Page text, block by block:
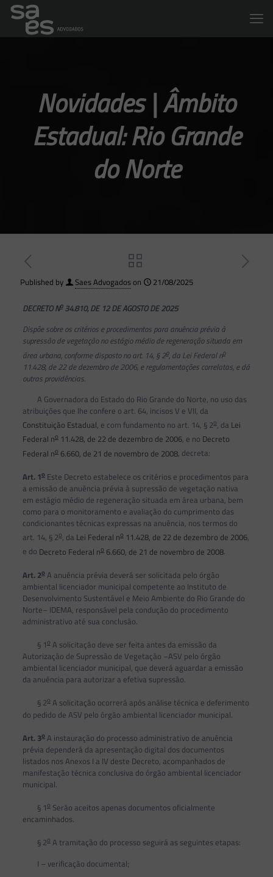
Novidades | Âmbito
Estadual: Rio Grande
do Norte
Published by Saes Advogadoson 21/08/2025
DECRETO No34.810, DE 12 DE AGOSTO DE 2025
Dispõe sobre os critérios e procedimentos para anuência prévia à
supressão de vegetação no estágio médio de regeneração situada em
área urbana, conforme disposto no art. 14, § 2o, da Lei Federal no
11.428, de 22 de dezembro de 2006, e regulamentações correlatas, e dá
outras providências.
A Governadora do Estado do Rio Grande do Norte, no uso das
atribuições que lhe confere o art. 64, incisos V e VII, da
Constituição Estadual, e com fundamento no art. 14, § 2o, da Lei
Federal no11.428, de 22 de dezembro de 2006, e no Decreto
Federal no6.660, de 21 de novembro de 2008, decreta:
Art. 1oEste Decreto estabelece os critérios e procedimentos para
a emissão de anuência prévia à supressão de vegetação nativa
em estágio médio de regeneração situada em área urbana, bem
como para o monitoramento e avaliação do cumprimento das
condicionantes técnicas expressas na anuência, nos termos do
art. 14, § 2o, da Lei Federal no11.428, de 22 de dezembro de 2006,
e do Decreto Federal no6.660, de 21 de novembro de 2008.
Art. 2oA anuência prévia deverá ser solicitada pelo órgão
ambiental licenciador municipal competente ao Instituto de
Desenvolvimento Sustentável e Meio Ambiente do Rio Grande do
Norte– IDEMA, responsável pela condução do procedimento
administrativo até sua conclusão.
§ 1oA solicitação deve ser feita antes da emissão da
Autorização de Supressão de Vegetação –ASV pelo órgão
ambiental licenciador municipal, que deverá aguardar a emissão
da anuência para autorizar a efetiva supressão.
§ 2oA solicitação ocorrerá após análise técnica e deferimento
do pedido de ASV pelo órgão ambiental licenciador municipal.
Art. 3oA instauração do processo administrativo de anuência
prévia dependerá da apresentação digital dos documentos
listados nos Anexos I a IV deste Decreto, acompanhados de
manifestação técnica conclusiva do órgão ambiental licenciador
municipal.
§ 1oSerão aceitos apenas documentos oficialmente
encaminhados.
§ 2oA tramitação do processo seguirá as seguintes etapas:
I – verificação documental;